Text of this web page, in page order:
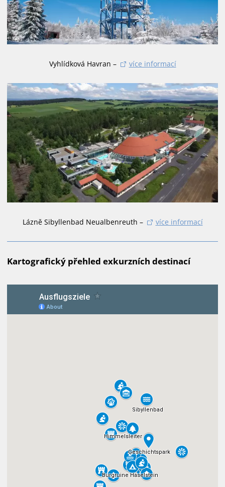
Vyhlídková Havran – více informací
Lázně Sibyllenbad Neualbenreuth – více informací
Kartografický přehled exkurzních destinací